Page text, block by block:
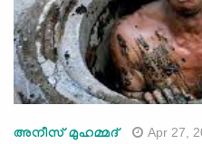
അനീസ് മുഹമ്മദ് Apr 27,